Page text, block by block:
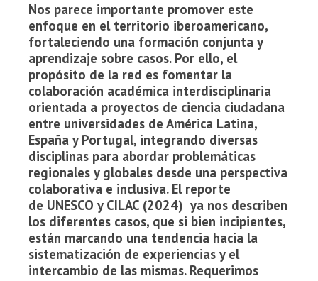
Nos parece importante promover este
enfoque en el territorio iberoamericano,
fortaleciendo una formación conjunta y
aprendizaje sobre casos. Por ello, el
propósito de la red es fomentar la
colaboración académica interdisciplinaria
orientada a proyectos de ciencia ciudadana
entre universidades de América Latina,
España y Portugal, integrando diversas
disciplinas para abordar problemáticas
regionales y globales desde una perspectiva
colaborativa e inclusiva. El reporte
de UNESCO y CILAC (2024) ya nos describen
los diferentes casos, que si bien incipientes,
están marcando una tendencia hacia la
sistematización de experiencias y el
intercambio de las mismas. Requerimos